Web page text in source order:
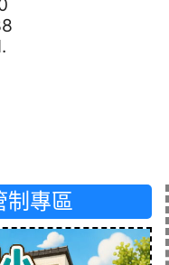
制專區